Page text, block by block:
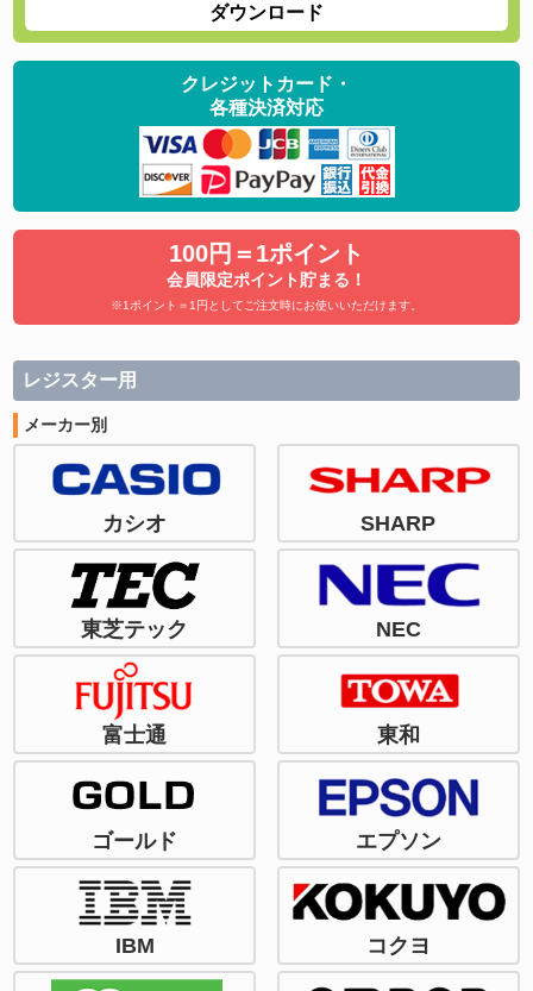
ダウンロード
クレジットカード・
各種決済対応
100円＝1ポイント
会員限定ポイント貯まる！
※1ポイント＝1円としてご注文時にお使いいただけます。
レジスター用
メーカー別
カシオ SHARP
東芝テック NEC
富士通 東和
ゴールド エプソン
IBM コクヨ